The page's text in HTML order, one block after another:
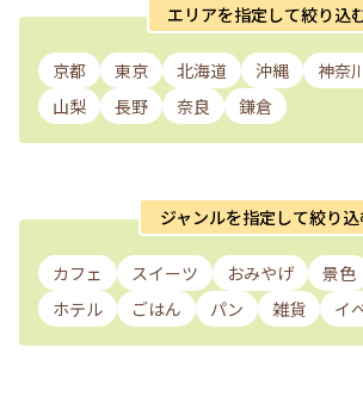
エリアを指定して絞り込
京都 東京 北海道 沖縄 神奈
山梨
長野 奈良 鎌倉
ジャンルを指定して絞り込
カフェ スイーツ おみやげ 景色
ホテル
ごはん パン 雑貨 イ